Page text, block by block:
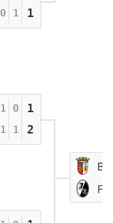
0
1
1
1
1
0
1
1
2